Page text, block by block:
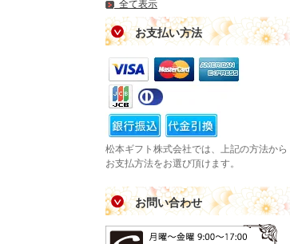
全て表示
お支払い方法
松本ギフト株式会社では、上記の方法から
お支払方法をお選び頂けます。
お問い合わせ